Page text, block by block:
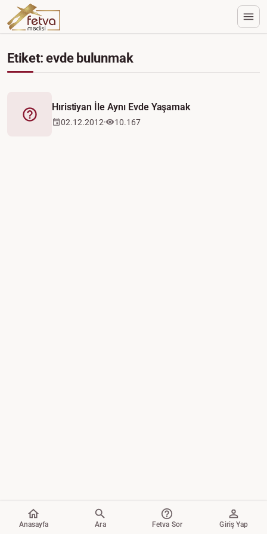
Etiket: evde bulunmak
Fetva
Hıristiyan İle Aynı Evde Yaşamak
02.12.2012 10.167
Anasayfa Ara Fetva Sor Giriş Yap